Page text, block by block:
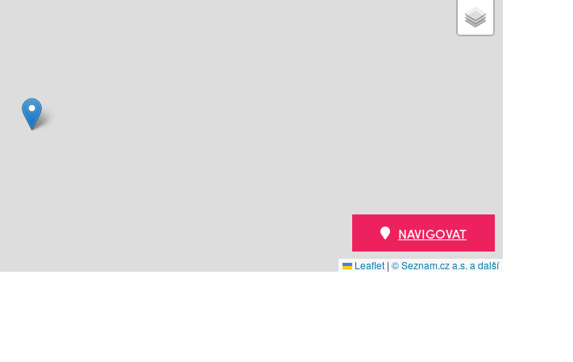
Leaflet | © Seznam.cz a.s. a další
NAVIGOVAT